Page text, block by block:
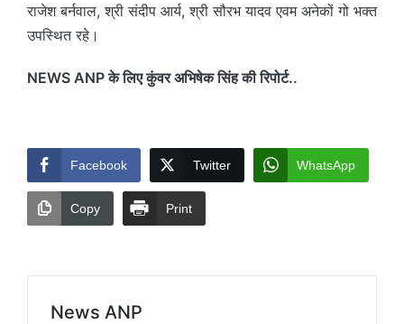
राजेश बर्नवाल, श्री संदीप आर्य, श्री सौरभ यादव एवम अनेकों गो भक्त
उपस्थित रहे।
NEWS ANP के लिए कुंवर अभिषेक सिंह की रिपोर्ट..
Facebook Twitter WhatsApp
Copy Print
News ANP